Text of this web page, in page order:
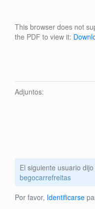
This browser does not
the PDF to view it:
Adjuntos:
El siguiente usuario
begocarrefreitas
Por favor, Identificarse